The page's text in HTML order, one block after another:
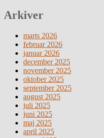
Arkiver
marts 2026
februar 2026
januar 2026
december 2025
november 2025
oktober 2025
september 2025
august 2025
juli 2025
juni 2025
maj 2025
april 2025